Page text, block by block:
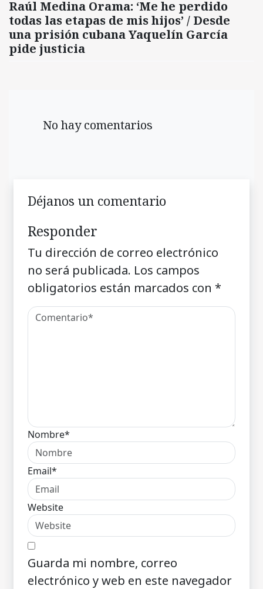
Raúl Medina Orama: ‘Me he perdido
todas las etapas de mis hijos’ / Desde
una prisión cubana Yaquelín García
pide justicia
No hay comentarios
Déjanos un comentario
Responder
Tu dirección de correo electrónico
no será publicada. Los campos
obligatorios están marcados con *
Nombre*
Email*
Website
Guarda mi nombre, correo
electrónico y web en este navegador